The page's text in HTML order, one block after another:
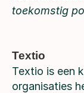
toekomstig
Textio
Textio is een
organisaties